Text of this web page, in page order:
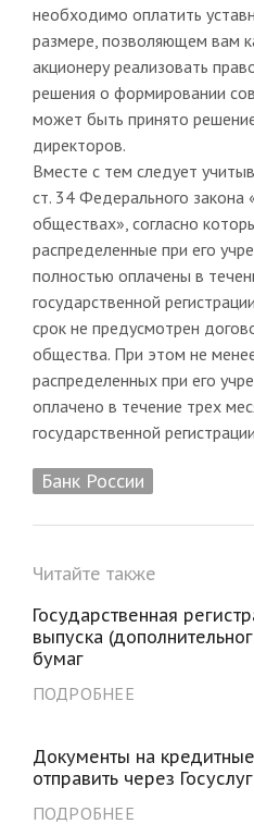
необходимо оплатить
размере, позволяющем вам
акционеру реализовать
решения о формировании
может быть принято
директоров.
Вместе с тем следует
ст. 34 Федерального закона
обществах», согласно
распределенные при его
полностью оплачены в
государственной
срок не предусмотрен
общества. При этом не
распределенных при его
оплачено в течение трех
государственной
Банк России
Читайте также
Государственная
выпуска
бумаг
ПОДРОБНЕЕ
Документы на
отправить через
ПОДРОБНЕЕ